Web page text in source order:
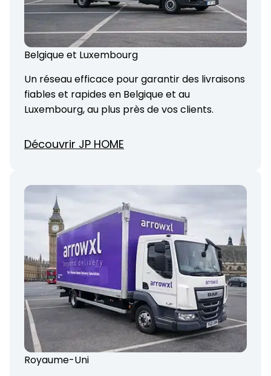
Belgique et Luxembourg
Un réseau efficace pour garantir des livraisons
fiables et rapides en Belgique et au
Luxembourg, au plus près de vos clients.
Découvrir JP HOME
Royaume-Uni